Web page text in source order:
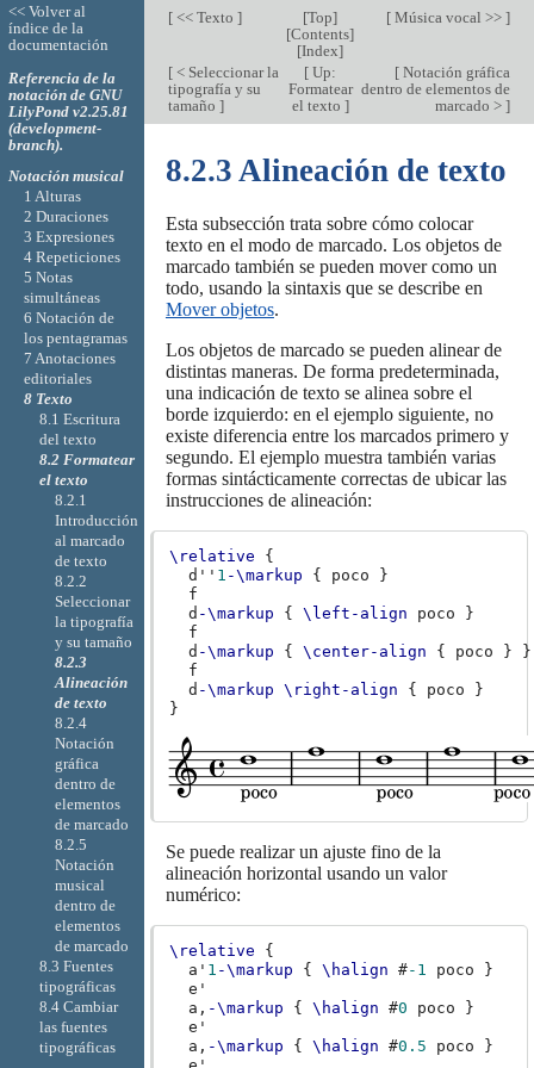
[<< Texto ] [Top]
[Contents]
[Index]
[Música vocal >> ]
[< Seleccionar la
tipografía y su
tamaño ]
[ Up:
Formatear
el texto ]
[Notación gráfica
dentro de elementos de
marcado > ]
8.2.3 Alineación de texto
Esta subsección trata sobre cómo colocar
texto en el modo de marcado. Los objetos de
marcado también se pueden mover como un
todo, usando la sintaxis que se describe en
Mover objetos.
Los objetos de marcado se pueden alinear de
distintas maneras. De forma predeterminada,
una indicación de texto se alinea sobre el
borde izquierdo: en el ejemplo siguiente, no
existe diferencia entre los marcados primero y
segundo. El ejemplo muestra también varias
formas sintácticamente correctas de ubicar las
instrucciones de alineación:
\relative
{
d'' 1 -\markup { poco
}
f
d -\markup { \left-align poco
}
f
d -\markup { \center-align { poco }
}
f
d -\markup \right-align { poco
}
}
Se puede realizar un ajuste fino de la
alineación horizontal usando un valor
numérico:
\relative
{
a' 1 -\markup { \halign #-1 poco
}
e'
a, -\markup { \halign #0 poco
}
e'
a, -\markup { \halign #0.5 poco
}
<< Volver al
índice de la
documentación
Referencia de la
notación de GNU
LilyPond v2.25.81
(development-
branch).
Notación musical
1 Alturas
2 Duraciones
3 Expresiones
4 Repeticiones
5 Notas
simultáneas
6 Notación de
los pentagramas
7 Anotaciones
editoriales
8 Texto
8.1 Escritura
del texto
8.2 Formatear
el texto
8.2.1
Introducción
al marcado
de texto
8.2.2
Seleccionar
la tipografía
y su tamaño
8.2.3
Alineación
de texto
8.2.4
Notación
gráfica
dentro de
elementos
de marcado
8.2.5
Notación
musical
dentro de
elementos
de marcado
8.3 Fuentes
tipográficas
8.4 Cambiar
las fuentes
tipográficas